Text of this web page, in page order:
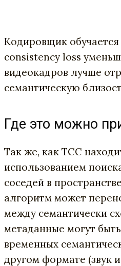
Кодировщик
consistency loss
видеокадров лучше
семантическую
Где это можно
Так же, как TCC
использованием
соседей в
алгоритм может
между семантически
метаданные могут
временных
другом формате (звук